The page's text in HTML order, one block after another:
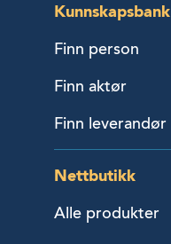
Kunnskapsbank
Finn person
Finn aktør
Finn leverandør
Nettbutikk
Alle produkter